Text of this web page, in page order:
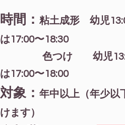
時間： 粘土成形 幼児
は17:00〜18:30
色つけ 幼児
は17:00〜18:00
対象： 年中以上（年少以
けます）